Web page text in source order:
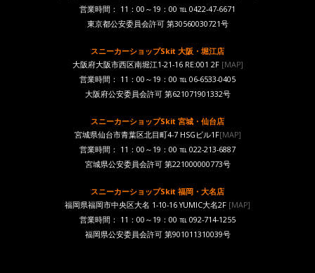
営業時間： 11：00～19：00 ℡ 0422-47-6671
東京都公安委員会許可 第30560030721号
スニーカーショップSkit 大阪・堀江店
大阪府大阪市西区南堀江1-21-16 RE:001 2F[MAP]
営業時間： 11：00～19：00 ℡ 06-6533-0405
大阪府公安委員会許可 第621071901332号
スニーカーショップSkit 宮城・仙台店
宮城県仙台市青葉区北目町4-7 HSGビル1F[MAP]
営業時間： 11：00～19：00 ℡ 022-213-6887
宮城県公安委員会許可 第221000000773号
スニーカーショップSkit 福岡・大名店
福岡県福岡市中央区大名 1-10-16 YUMIC大名2F [MAP]
営業時間： 11：00～19：00 ℡ 092-714-1255
福岡県公安委員会許可 第901011310039号